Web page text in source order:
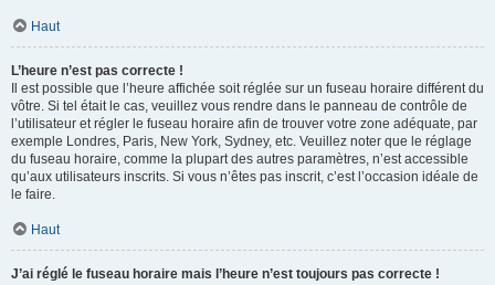
Haut
L’heure n’est pas correcte !
Il est possible que l’heure affichée soit réglée sur un fuseau horaire différent du
vôtre. Si tel était le cas, veuillez vous rendre dans le panneau de contrôle de
l’utilisateur et régler le fuseau horaire afin de trouver votre zone adéquate, par
exemple Londres, Paris, New York, Sydney, etc. Veuillez noter que le réglage
du fuseau horaire, comme la plupart des autres paramètres, n’est accessible
qu’aux utilisateurs inscrits. Si vous n’êtes pas inscrit, c’est l’occasion idéale de
le faire.
Haut
J’ai réglé le fuseau horaire mais l’heure n’est toujours pas correcte !